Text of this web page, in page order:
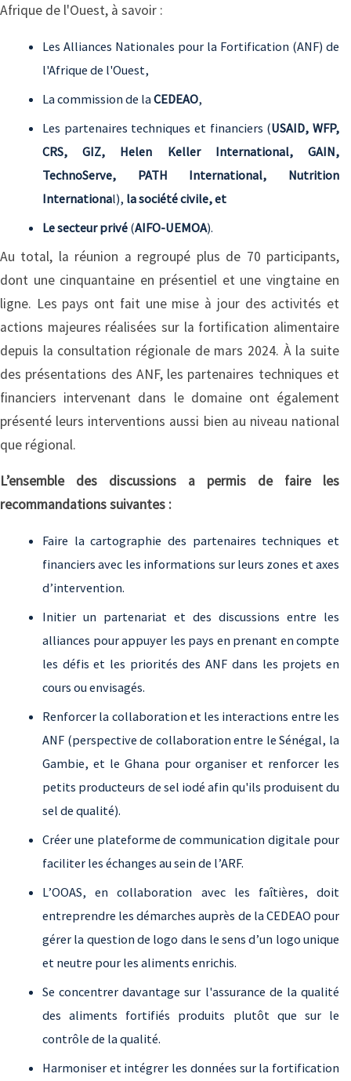
Afrique de l'Ouest, à savoir :
Les Alliances Nationales pour la Fortification (ANF) de
l'Afrique de l'Ouest,
La commission de la CEDEAO,
Les partenaires techniques et financiers (USAID, WFP,
CRS, GIZ, Helen Keller International, GAIN,
TechnoServe, PATH International, Nutrition
International), la société civile, et
Le secteur privé (AIFO-UEMOA).
Au total, la réunion a regroupé plus de 70 participants,
dont une cinquantaine en présentiel et une vingtaine en
ligne. Les pays ont fait une mise à jour des activités et
actions majeures réalisées sur la fortification alimentaire
depuis la consultation régionale de mars 2024. À la suite
des présentations des ANF, les partenaires techniques et
financiers intervenant dans le domaine ont également
présenté leurs interventions aussi bien au niveau national
que régional.
L’ensemble des discussions a permis de faire les
recommandations suivantes :
Faire la cartographie des partenaires techniques et
financiers avec les informations sur leurs zones et axes
d’intervention.
Initier un partenariat et des discussions entre les
alliances pour appuyer les pays en prenant en compte
les défis et les priorités des ANF dans les projets en
cours ou envisagés.
Renforcer la collaboration et les interactions entre les
ANF (perspective de collaboration entre le Sénégal, la
Gambie, et le Ghana pour organiser et renforcer les
petits producteurs de sel iodé afin qu'ils produisent du
sel de qualité).
Créer une plateforme de communication digitale pour
faciliter les échanges au sein de l’ARF.
L’OOAS, en collaboration avec les faîtières, doit
entreprendre les démarches auprès de la CEDEAO pour
gérer la question de logo dans le sens d’un logo unique
et neutre pour les aliments enrichis.
Se concentrer davantage sur l'assurance de la qualité
des aliments fortifiés produits plutôt que sur le
contrôle de la qualité.
Harmoniser et intégrer les données sur la fortification